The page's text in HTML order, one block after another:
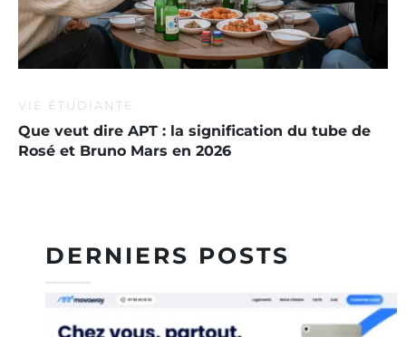
DERNIERS POSTS
VIE ÉTUDIANTE
Que veut dire APT : la signification du tube de
Rosé et Bruno Mars en 2026